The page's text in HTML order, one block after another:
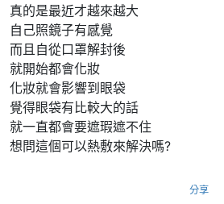
真的是最近才越來越大
自己照鏡子有感覺
而且自從口罩解封後
就開始都會化妝
化妝就會影響到眼袋
覺得眼袋有比較大的話
就一直都會要遮瑕遮不住
想問這個可以熱敷來解決嗎?
分享